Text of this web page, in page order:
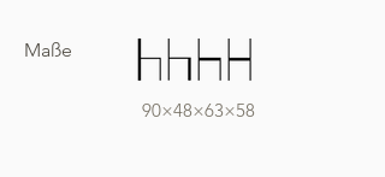
Maße
90×48×63×58